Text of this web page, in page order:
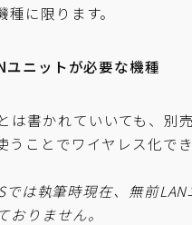
に限ります。
ユニットが必要な機種
は書かれていいても、別
うことでワイヤレス化で
では執筆時現在、無前
おりません。